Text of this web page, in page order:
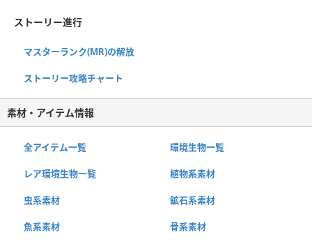
ストーリー進行
マスターランク(MR)の解放
ストーリー攻略チャート
素材・アイテム情報
全アイテム一覧 環境生物一覧
レア環境生物一覧 植物系素材
虫系素材 鉱石系素材
魚系素材 骨系素材